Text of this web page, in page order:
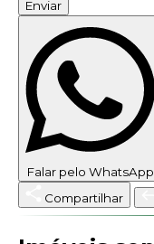
Enviar
Falar pelo WhatsApp
Compartilhar